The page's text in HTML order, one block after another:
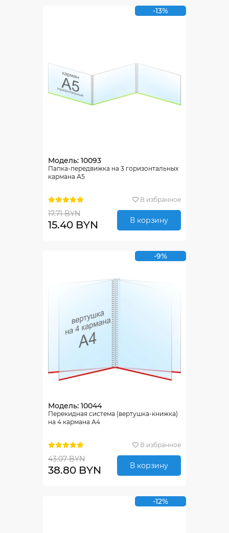
-13%
Модель: 10093
Папка-передвижка на 3 горизонтальных
кармана А5
В избранное
17.71 BYN
15.40 BYN В корзину
-9%
Модель: 10044
Перекидная система (вертушка-книжка)
на 4 кармана А4
В избранное
43.07 BYN
38.80 BYN В корзину
-12%